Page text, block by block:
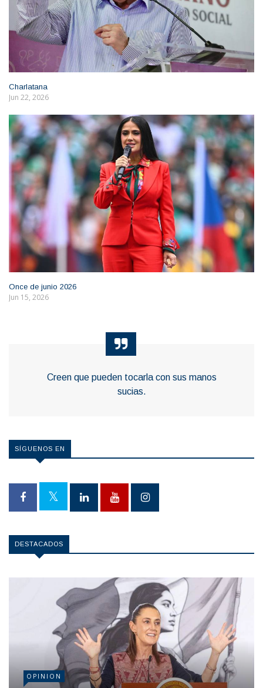
Charlatana
Jun 22, 2026
Once de junio 2026
Jun 15, 2026
Creen que pueden tocarla con sus manos
sucias.
SÍGUENOS EN
DESTACADOS
OPINION